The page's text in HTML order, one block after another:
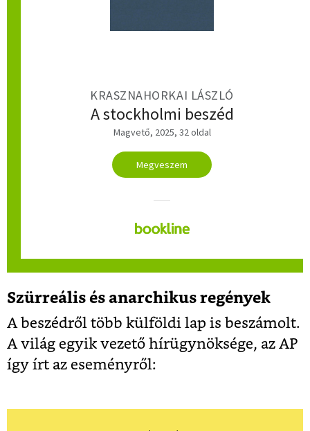
KRASZNAHORKAI LÁSZLÓ
A stockholmi beszéd
Magvető, 2025, 32 oldal
Megveszem
Szürreális és anarchikus regények
A beszédről több külföldi lap is beszámolt.
A világ egyik vezető hírügynöksége, az AP
így írt az eseményről: